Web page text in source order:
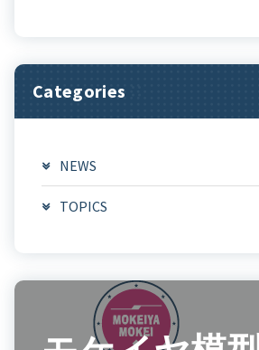
Categories
NEWS
TOPICS